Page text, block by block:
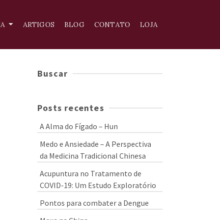
ARTIGOS BLOG CONTATO LOJA
Buscar
Posts recentes
A Alma do Fígado – Hun
Medo e Ansiedade – A Perspectiva
da Medicina Tradicional Chinesa
Acupuntura no Tratamento de
COVID-19: Um Estudo Exploratório
Pontos para combater a Dengue